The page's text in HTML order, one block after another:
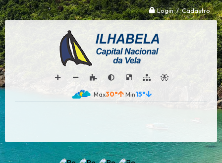
Login / Cadastro
30° 15°